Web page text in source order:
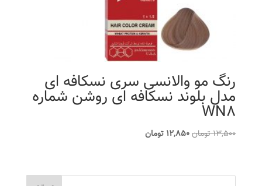
رنگ مو والانسی سری نسکافه ای
مدل بلوند نسکافه ای روشن شماره
WN8
13,500تومانقیمت
بود.
12,850 تومانقیمت
است.